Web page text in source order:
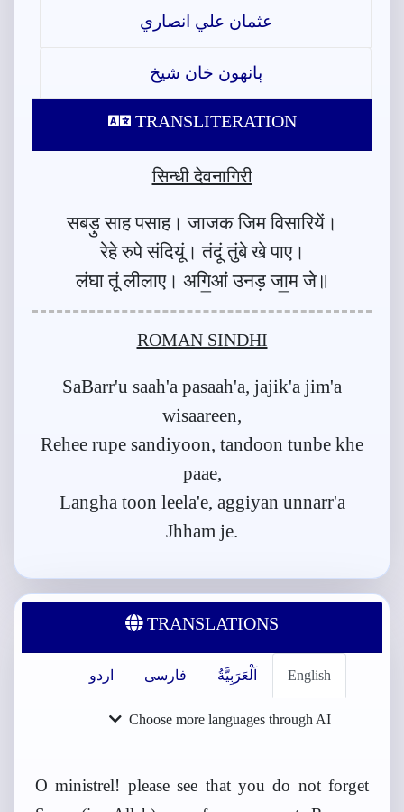
عثمان علي انصاري
ٻانهون خان شيخ
TRANSLITERATION
सिन्धी देवनागिरी
सबड़ु साह पसाह। जाजक जिम विसारियें।
रेहे रुपे संदियूं। तंदूं तुंबे खे पाए।
लंघा तूं लीलाए। अगि॒आं उनड़ जा॒म जे॥
ROMAN SINDHI
SaBarr'u saah'a pasaah'a, jajik'a jim'a
wisaareen,
Rehee rupe sandiyoon, tandoon tunbe khe
paae,
Langha toon leela'e, aggiyan unnarr'a
Jhham je.
TRANSLATIONS
English اَلْعَرَبِيَّةُ فارسی اردو
Choose more languages through AI
O ministrel! please see that you do not forget